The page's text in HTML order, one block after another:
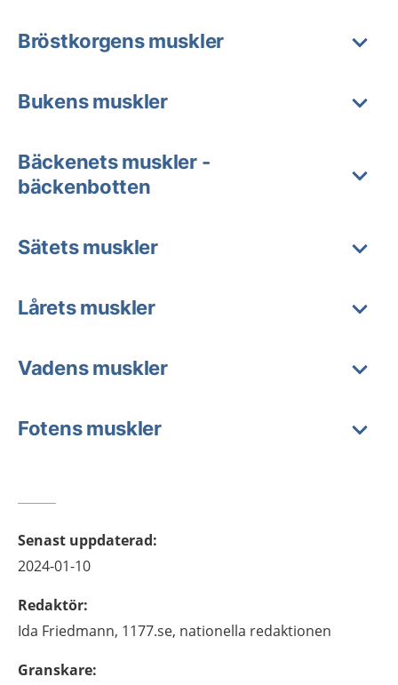
Bröstkorgens muskler
Bukens muskler
Bäckenets muskler -
bäckenbotten
Sätets muskler
Lårets muskler
Vadens muskler
Fotens muskler
Senast uppdaterad:
2024-01-10
Redaktör:
Ida Friedmann, 1177.se, nationella redaktionen
Granskare: